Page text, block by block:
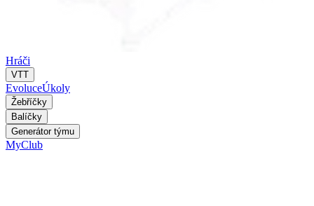
Hráči
VTT
EvoluceÚkoly
Žebříčky
Balíčky
Generátor týmu
MyClub